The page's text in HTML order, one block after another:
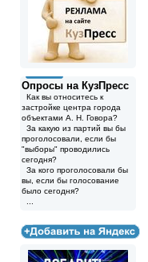
Опросы на КузПресс
Как вы относитесь к
застройке центра города
объектами А. Н. Говора?
За какую из партий вы бы
проголосовали, если бы
"выборы" проводились
сегодня?
За кого проголосовали бы
вы, если бы голосование
было сегодня?